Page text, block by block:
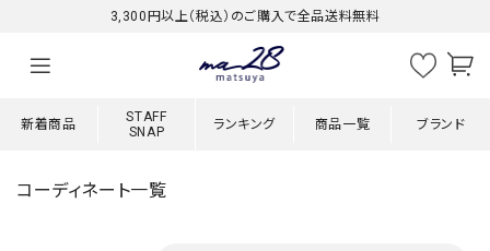
3,300円以上（税込）のご購入で全品送料無料
新着商品
STAFF
SNAP
ランキング 商品一覧 ブランド
コーディネート一覧